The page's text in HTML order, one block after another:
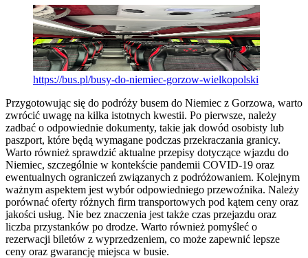
https://bus.pl/busy-do-niemiec-gorzow-wielkopolski
Przygotowując się do podróży busem do Niemiec z Gorzowa, warto
zwrócić uwagę na kilka istotnych kwestii. Po pierwsze, należy
zadbać o odpowiednie dokumenty, takie jak dowód osobisty lub
paszport, które będą wymagane podczas przekraczania granicy.
Warto również sprawdzić aktualne przepisy dotyczące wjazdu do
Niemiec, szczególnie w kontekście pandemii COVID-19 oraz
ewentualnych ograniczeń związanych z podróżowaniem. Kolejnym
ważnym aspektem jest wybór odpowiedniego przewoźnika. Należy
porównać oferty różnych firm transportowych pod kątem ceny oraz
jakości usług. Nie bez znaczenia jest także czas przejazdu oraz
liczba przystanków po drodze. Warto również pomyśleć o
rezerwacji biletów z wyprzedzeniem, co może zapewnić lepsze
ceny oraz gwarancję miejsca w busie.